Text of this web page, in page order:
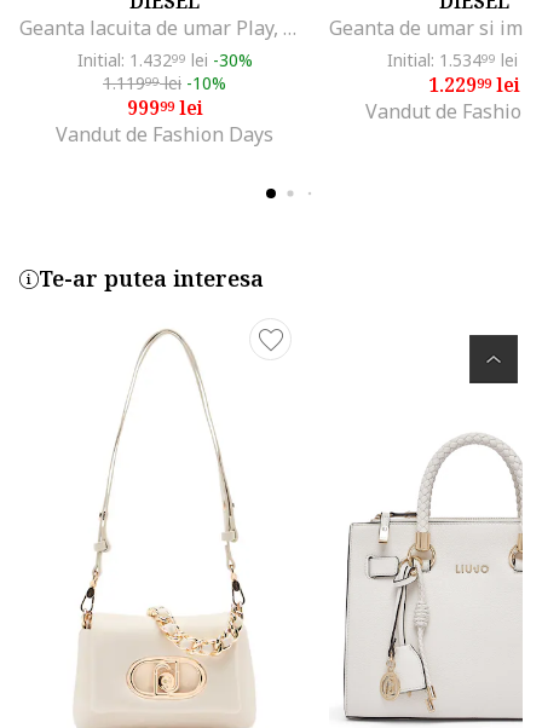
Geanta lacuita de umar Play, Negru
Initial: 1.43299 lei -30%
1.11999lei -10%
99999lei
Vandut de Fashion Days
Initial: 1.53499 lei
1.22999lei
Vandut de Fashion
Te-ar putea interesa